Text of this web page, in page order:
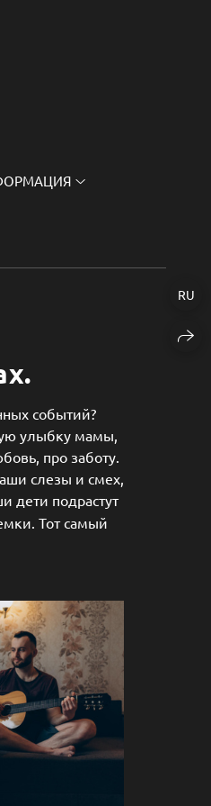
событий?
улыбку мамы,
про заботу.
слезы и смех,
дети подрастут
Тот самый
RU